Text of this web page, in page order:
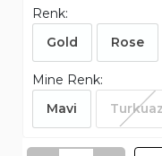
Renk:
Gold
Rose
Mine Renk:
Mavi
Turkuaz